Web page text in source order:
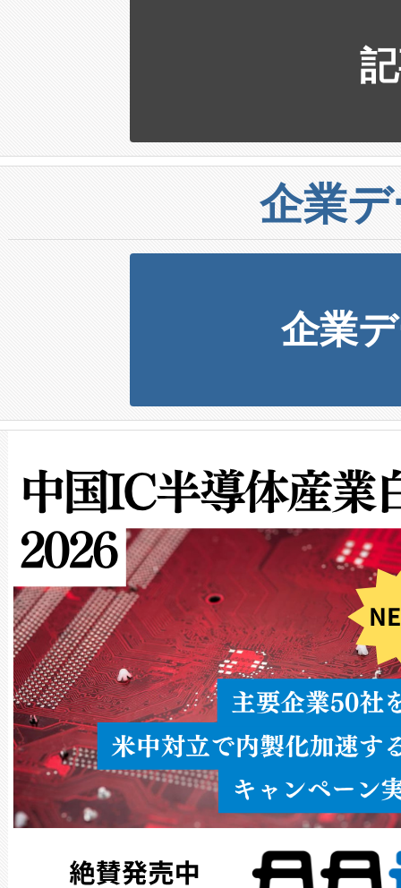
企業
企業